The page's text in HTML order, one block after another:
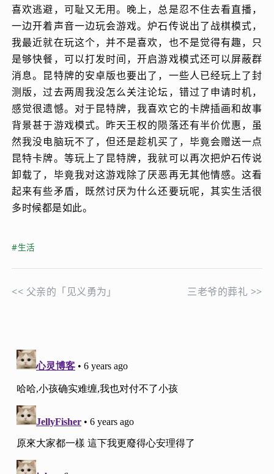
喜欢逃避，可耻又无用。晚上，总是忍不住去看直播，
一边开着声音一边玩会游戏。炉石传说出了战棋模式，
我最近就在玩这个，并不是喜欢，也不是觉得有趣，只
是够快餐，可以打发时间，开启游戏模式还可以屏蔽群
消息。昆特牌的安卓版也要出了，一些人已经玩上了封
测版，过去两周我没怎么关注论坛，错过了申请时机，
感觉很遗憾。对于昆特牌，我喜欢它的卡牌插画和故事
背景甚于游戏模式。昨天王权的陨落还有半价优惠，虽
然我没电脑玩不了，但还是趁机买了，毕竟会赠送一点
昆特卡牌。等玩上了昆特牌，我就可以再次把炉石传说
卸载了，毕竟我对这游戏除了厌恶再无其他情感。这看
起来有些矛盾，既然讨厌为什么还要玩呢，其实生活很
多时候都是如此。
#生活
<< 父亲的「见义勇为」 三老爷的葬礼 >>